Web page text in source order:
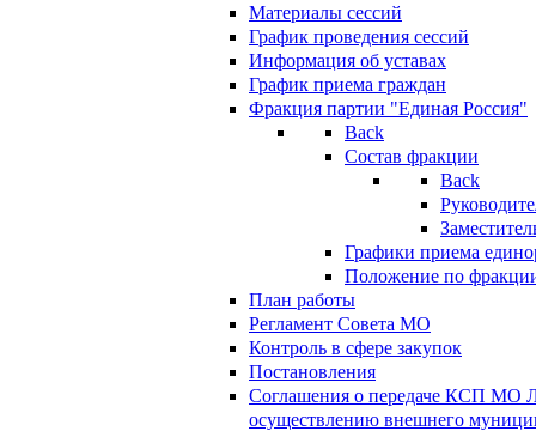
Материалы сессий
График проведения сессий
Информация об уставах
График приема граждан
Фракция партии "Единая Россия"
Back
Состав фракции
Back
Графики приема
Положение по
План работы
Регламент Совета МО
Контроль в сфере закупок
Постановления
Соглашения о передаче КСП МО
осуществлению внешнего